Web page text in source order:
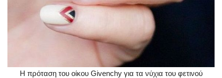
Η πρόταση του οίκου Givenchy για τα νύχια του φετινού